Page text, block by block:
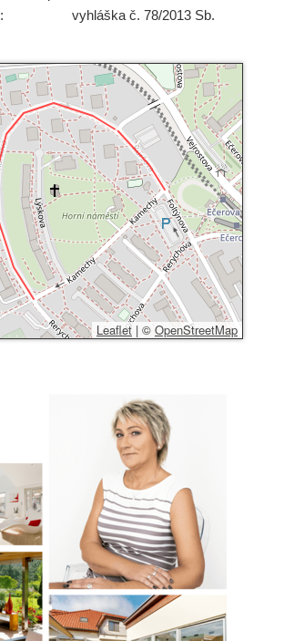
vyhláška č. 78/2013 Sb.
Leaflet | © OpenStreetMap